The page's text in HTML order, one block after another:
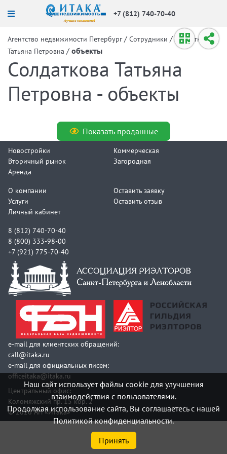
+7 (812) 740-70-40
Агентство недвижимости Петербург / Сотрудники / Солдаткова
Татьяна Петровна / объекты
Солдаткова Татьяна
Петровна - объекты
Показать проданные
Новостройки
Вторичный рынок
Аренда
Коммерческая
Загородная
О компании
Услуги
Личный кабинет
Оставить заявку
Оставить отзыв
8 (812) 740-70-40
8 (800) 333-98-00
+7 (921) 775-70-40
e-mail для клиентских обращений:
call@itaka.ru
e-mail для официальных писем:
officeitaka@itaka.ru
Центральный офис:
Коломяжский пр. 15 кор. 2
© 2026 АН «Итака»
Наш сайт использует файлы cookie для улучшения
взаимодействия с пользователями.
Продолжая использование сайта, Вы соглашаетесь с нашей
Политикой конфиденциальности.
Принять